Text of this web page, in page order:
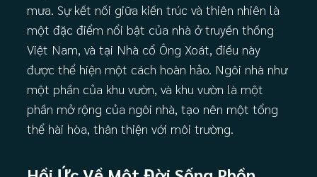
mưa. Sự kết nối giữa kiến trúc và thiên nhiên là
một đặc điểm nổi bật của nhà ở truyền thống
Việt Nam, và tại Nhà cổ Ông Xoát, điều này
được thể hiện một cách hoàn hảo. Ngôi nhà như
một phần của khu vườn, và khu vườn là một
phần mở rộng của ngôi nhà, tạo nên một tổng
thể hài hòa, thân thiện với môi trường.